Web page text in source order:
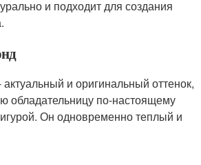
и подходит для создания
и оригинальный оттенок,
обладательницу по-настоящему
Он одновременно теплый и